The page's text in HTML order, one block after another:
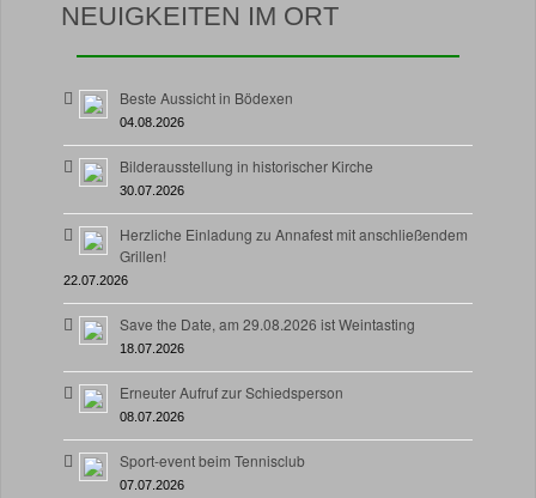
NEUIGKEITEN IM ORT
Beste Aussicht in Bödexen
04.08.2026
Bilderausstellung in historischer Kirche
30.07.2026
Herzliche Einladung zu Annafest mit anschließendem
Grillen!
22.07.2026
Save the Date, am 29.08.2026 ist Weintasting
18.07.2026
Erneuter Aufruf zur Schiedsperson
08.07.2026
Sport-event beim Tennisclub
07.07.2026